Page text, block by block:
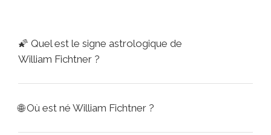
🌠 Quel est le signe astrologique de
William Fichtner ?
🌐Où est né William Fichtner ?